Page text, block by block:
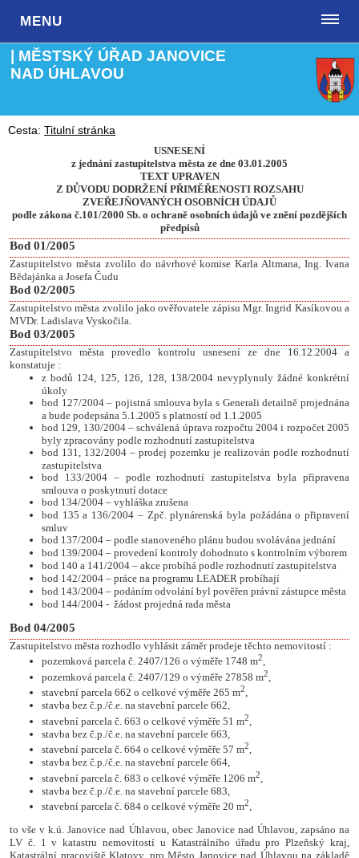
MENU
| MĚSTSKÝ ÚŘAD JANOVICE
NAD ÚHLAVOU
Cesta: Titulní stránka
USNESENÍ
z jednání zastupitelstva města ze dne 03.01.2005
TEXT UPRAVEN
Z DŮVODU DODRŽENÍ PŘIMĚŘENOSTI ROZSAHU
ZVEŘEJŇOVANÝCH OSOBNÍCH ÚDAJŮ
podle zákona č.101/2000 Sb. o ochraně osobních údajů ve znění pozdějších
předpisů
Bod 01/2005
Zastupitelstvo města zvolilo do návrhové komiseKarla Altmana, Ing. Ivana
Bědajánka a Josefa Čudu
Bod 02/2005
Zastupitelstvo města zvolilo jako ověřovatele zápisu Mgr. Ingrid Kasíkovou a
MVDr. Ladislava Vyskočila.
Bod 03/2005
Zastupitelstvo města provedlo kontrolu usnesení ze dne 16.12.2004 a
konstatuje :
z bodů 124, 125, 126, 128, 138/2004 nevyplynuly žádné konkrétní
úkoly
bod 127/2004 – pojistná smlouva byla s Generali detailně projednána
a bude podepsána 5.1.2005 s platností od 1.1.2005
bod 129, 130/2004 – schválená úprava rozpočtu 2004 i rozpočet 2005
byly zpracovány podle rozhodnutí zastupitelstva
bod 131, 132/2004 – prodej pozemku je realizován podle rozhodnutí
zastupitelstva
bod 133/2004 – podle rozhodnutí zastupitelstva byla připravena
smlouva o poskytnutí dotace
bod 134/2004 – vyhláška zrušena
bod 135 a 136/2004 – Zpč. plynárenská byla požádána o připravení
smluv
bod 137/2004 – podle stanoveného plánu budou svolávána jednání
bod 139/2004 – provedení kontroly dohodnuto s kontrolním výborem
bod 140 a 141/2004 – akce probíhá podle rozhodnutí zastupitelstva
bod 142/2004 – práce na programu LEADER probíhají
bod 143/2004 – podáním odvolání byl pověřen právní zástupce města
bod 144/2004 - žádost projedná rada města
Bod 04/2005
Zastupitelstvo města rozhodlo vyhlásit záměr prodeje těchto nemovitostí :
pozemková parcela č. 2407/126 o výměře 1748 m2,
pozemková parcela č. 2407/129 o výměře 27858 m2
stavební parcela 662 o celkové výměře 265 m2,
stavba bez č.p./č.e. na stavební parcele 662,
stavební parcela č. 663 o celkové výměře 51 m2
stavba bez č.p./č.e. na stavební parcele 663,
stavební parcela č. 664 o celkové výměře 57 m2,
stavba bez č.p./č.e. na stavební parcele 664,
stavební parcela č. 683 o celkové výměře 1206 m2
stavba bez č.p./č.e. na stavební parcele 683,
stavební parcela č. 684 o celkové výměře 20 m2,
to vše v k.ú. Janovice nad Úhlavou, obec Janovice nad Úhlavou, zapsáno na
LV č. 1 v katastru nemovitostí u Katastrálního úřadu pro Plzeňský kraj,
Katastrální pracoviště Klatovy, pro Město Janovice nad Úhlavou na základě